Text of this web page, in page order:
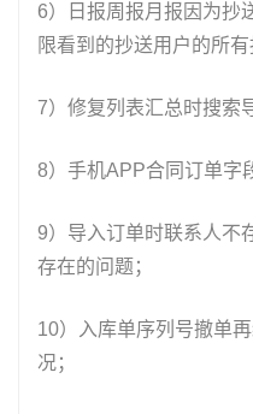
6）日报周报月报因为抄
限看到的抄送用户的所有
7）修复列表汇总时搜索
8）手机APP合同订单字
9）导入订单时联系人不
存在的问题；
10）入库单序列号撤单
况；